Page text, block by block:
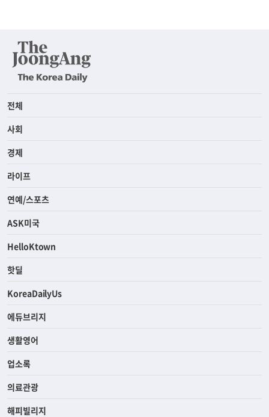
전체
사회
경제
라이프
연예/스포츠
ASK미국
HelloKtown
핫딜
KoreaDailyUs
에듀브리지
생활영어
업소록
의료관광
해피빌리지